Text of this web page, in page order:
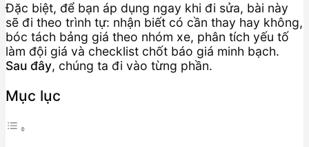
Đặc biệt, để bạn áp dụng ngay khi đi sửa, bài này
sẽ đi theo trình tự: nhận biết có cần thay hay không,
bóc tách bảng giá theo nhóm xe, phân tích yếu tố
làm đội giá và checklist chốt báo giá minh bạch.
Sau đây, chúng ta đi vào từng phần.
Mục lục